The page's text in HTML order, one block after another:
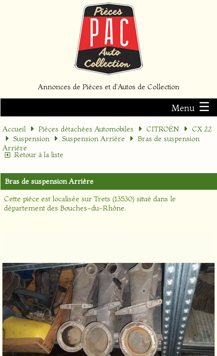
Annonces de Pièces et d'Autos de Collection
Menu ☰
Accueil Pièces détachées Automobiles CITROËN
CX 22
Suspension
Suspension Arrière
Bras de suspension
Arrière
Retour à la liste
Bras de suspension Arrière
Cette pièce est localisée sur Trets (13530) situé dans le
département des Bouches-du-Rhône.